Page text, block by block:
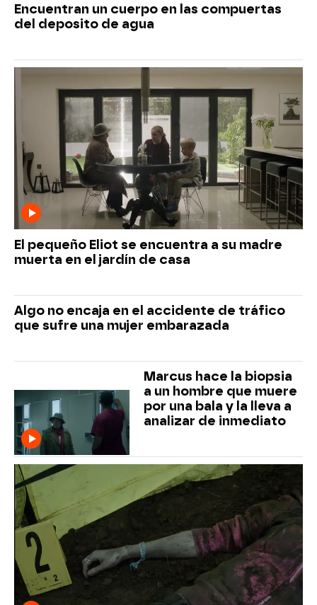
Encuentran un cuerpo en las compuertas
del deposito de agua
El pequeño Eliot se encuentra a su madre
muerta en el jardín de casa
Algo no encaja en el accidente de tráfico
que sufre una mujer embarazada
Marcus hace la biopsia
a un hombre que muere
por una bala y la lleva a
analizar de inmediato